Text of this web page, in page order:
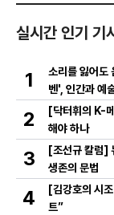
실시간 인기 기
1
소리를 잃어도
벤', 인간과 예
2
[닥터휘의 K-
해야 하나
3
[조선규 칼럼]
생존의 문법
4
[김강호의 시
트”